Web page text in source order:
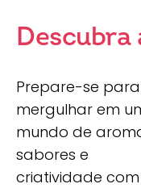
Descubra
Prepare-se para
mergulhar em
mundo de
sabores e
criatividade